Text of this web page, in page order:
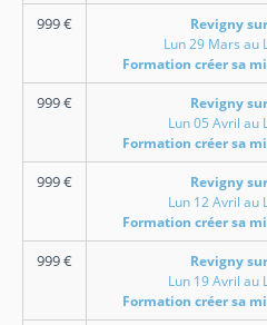
999€
Revigny
Lun 29 Mars au
Formation créer sa
999€
Revigny
Lun 05 Avril au
Formation créer sa
999€
Revigny
Lun 12 Avril au
Formation créer sa
999€
Revigny
Lun 19 Avril au
Formation créer sa